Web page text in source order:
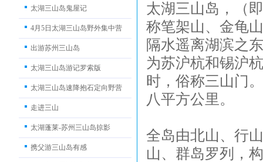
太湖三山岛鬼屋记
4月5日太湖三山岛野外集中营
出游苏州三山岛
太湖三山岛游记罗索版
太湖三山岛速降抱石定向野营
走进三山
太湖蓬莱-苏州三山岛掠影
携父游三山岛有感
太湖三山岛，（
称笔架山、金龟
隔水遥离湖滨之
为苏沪杭和锡沪
时，俗称三山门
八平方公里。
全岛由北山、行
山、群岛罗列，